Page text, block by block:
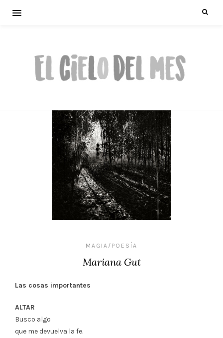
MAGIA/POESÍA
Mariana Gut
Las cosas importantes
ALTAR
Busco algo
que me devuelva la fe.